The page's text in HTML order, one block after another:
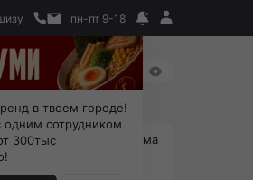
пн-пт 9-18
магазин на Авито, дома
ни склада, зато
тыс. чистыми
в твоем городе!
сотрудником
300тыс